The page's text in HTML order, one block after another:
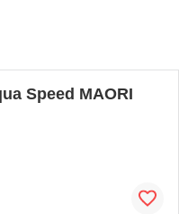
Speed ​​MAORI